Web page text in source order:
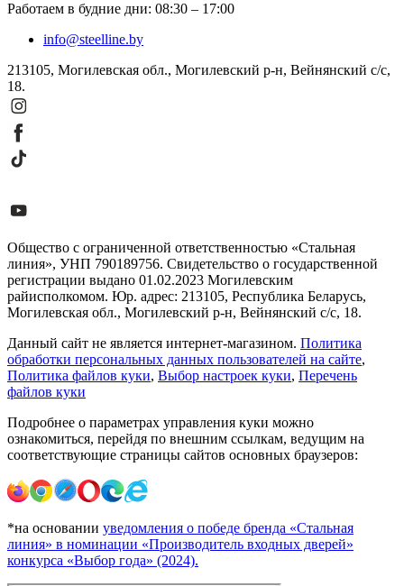
Работаем в будние дни: 08:30 – 17:00
info@steelline.by
213105, Могилевская обл., Могилевский р-н, Вейнянский с/с,
18.
Общество с ограниченной ответственностью «Стальная
линия», УНП 790189756. Свидетельство о государственной
регистрации выдано 01.02.2023 Могилевским
райисполкомом. Юр. адрес: 213105, Республика Беларусь,
Могилевская обл., Могилевский р-н, Вейнянский с/с, 18.
Данный сайт не является интернет-магазином. Политика
обработки персональных данных пользователей на сайте,
Политика файлов куки, Выбор настроек куки, Перечень
файлов куки
Подробнее о параметрах управления куки можно
ознакомиться, перейдя по внешним ссылкам, ведущим на
соответствующие страницы сайтов основных браузеров:
*на основании уведомления о победе бренда «Стальная
линия» в номинации «Производитель входных дверей»
конкурса «Выбор года» (2024).